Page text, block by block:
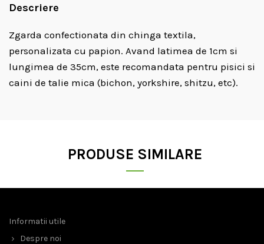
Descriere
Zgarda confectionata din chinga textila,
personalizata cu papion. Avand latimea de 1cm si
lungimea de 35cm, este recomandata pentru pisici si
caini de talie mica (bichon, yorkshire, shitzu, etc).
PRODUSE SIMILARE
Informatii utile
Despre noi